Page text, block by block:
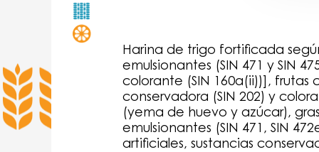
Harina de trigo fortificada
emulsionantes (SIN 471 y SIN
colorante (SIN 160a(ii))],
conservadora (SIN 202) y
(yema de huevo y azúcar),
emulsionantes (SIN 471, SIN
artificiales, sustancias